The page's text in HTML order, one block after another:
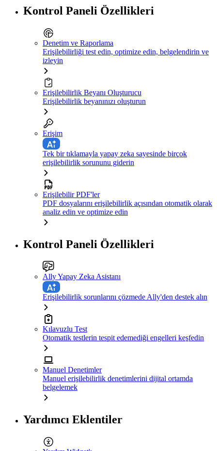
Kontrol Paneli Özellikleri
Denetim ve Raporlama
Erişilebilirliği test edin, optimize edin, belgelendirin ve
izleyin
Erişilebilirlik Beyanı Oluşturucu
Erişilebilirlik beyanınızı oluşturun
Erişim
Tek bir tıklamayla yapay zeka sayesinde birçok
erişilebilirlik sorununu giderin
Erişilebilir PDF'ler
PDF dosyalarını erişilebilirlik açısından otomatik olarak
analiz edin ve optimize edin
Kontrol Paneli Özellikleri
Ally Yapay Zeka Asistanı
Erişilebilirlik sorunlarını çözmede Ally'den destek alın
Kılavuzlu Test
Otomatik testlerin tespit edemediği engelleri keşfedin
Manuel Denetimler
Manuel erişilebilirlik denetimlerini dijital ortamda
belgelemek
Yardımcı Eklentiler